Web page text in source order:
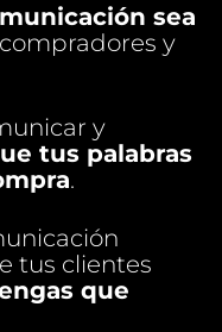
sea
y
y
tus palabras
.
tus clientes
que